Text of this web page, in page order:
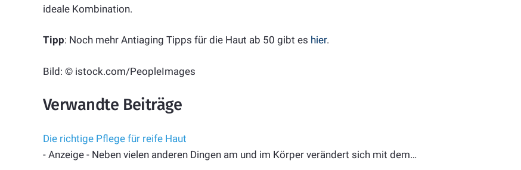
ideale Kombination.
Tipp: Noch mehr Antiaging Tipps für die Haut ab 50 gibt es hier.
Bild: © istock.com/PeopleImages
Verwandte Beiträge
Die richtige Pflege für reife Haut
- Anzeige - Neben vielen anderen Dingen am und im Körper verändert sich mit dem…